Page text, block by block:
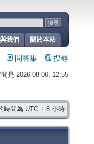
關於本站
我們
問答集 搜尋
是 2026-08-06, 12:55
時間為 UTC + 8 小時